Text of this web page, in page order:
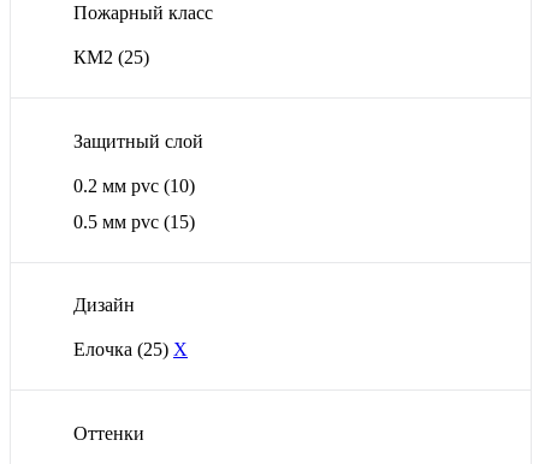
Пожарный класс
КМ2 (25)
Защитный слой
0.2 мм pvc (10)
0.5 мм pvc (15)
Дизайн
Елочка (25) X
Оттенки